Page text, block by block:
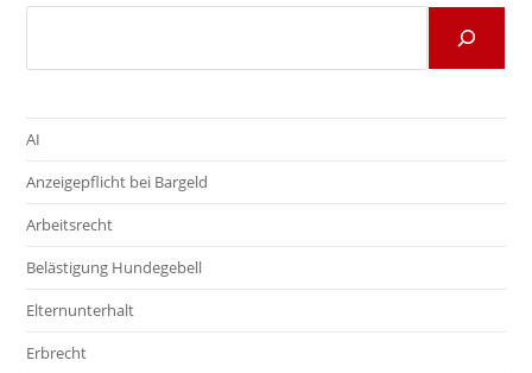
AI
Anzeigepflicht bei Bargeld
Arbeitsrecht
Belästigung Hundegebell
Elternunterhalt
Erbrecht